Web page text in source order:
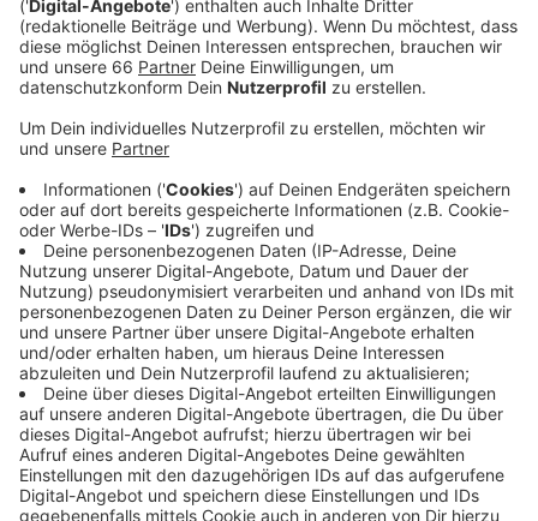
Rüstungs-Riesen beinhaltet – laut DPA – neben
den schweren Waffen auch die Ausbildung der
Besatzung in Deutschland, Training für die
Ersatzteile, einen Servicestützpunkt und Munition.
Veröffentlicht: Dienstag, 26.04.2022 15:11
Anzeige
Der Bundesregierung liegt außerdem wohl auch noch
ein weiterer Antrag von Rheinmetall vor. Das
Unternehmen bittet 100 Marder-Schützenpanzer an
die Ukraine für den Abwehrkampf gegen Russland
liefern zu dürfen. Der Rüstungskonzern Rheinmetall
wurde 1889 hier bei uns in Düsseldorf gegründet.